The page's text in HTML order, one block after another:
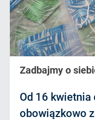
Zadbajmy o
Od 16 kwietnia
obowiązkowo